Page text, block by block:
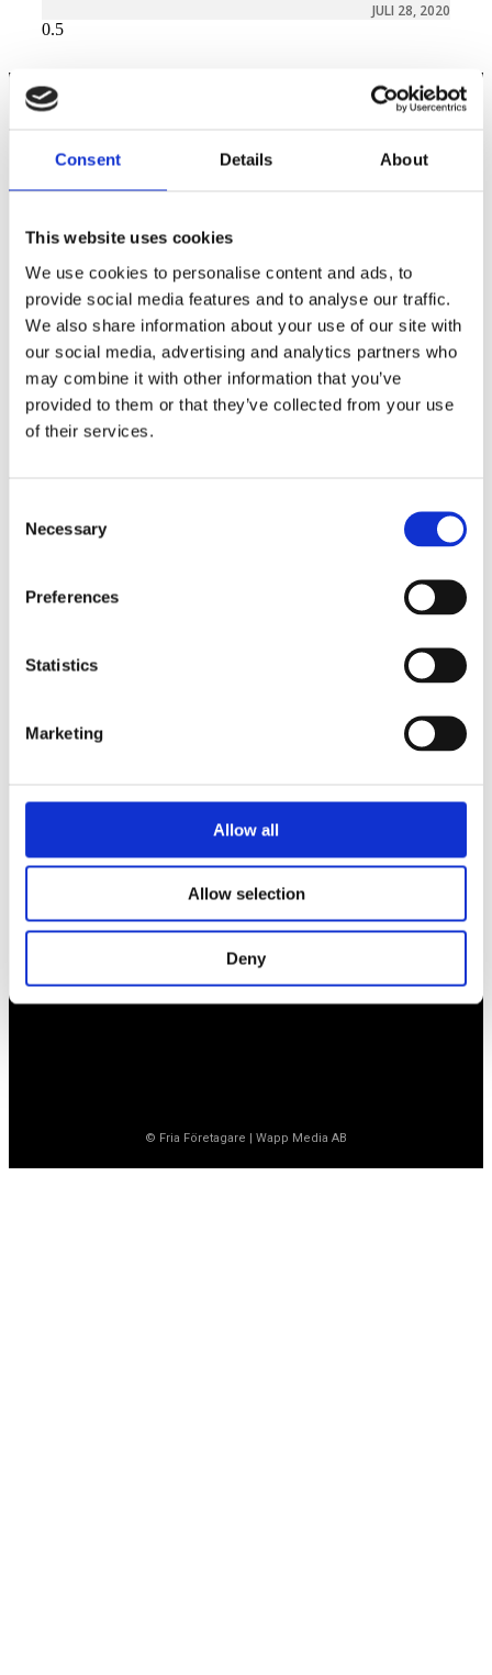
Consent Details About
This website uses cookies
We use cookies to personalise content and ads, to
provide social media features and to analyse our traffic.
We also share information about your use of our site with
our social media, advertising and analytics partners who
may combine it with other information that you’ve
provided to them or that they’ve collected from your use
of their services.
Selection
Necessary
Preferences
Statistics
Marketing
Allow all
Allow selection
Deny
JULI 28, 2020
Vaktgatan 17bv
info@ff.se
Ett medlemskap späckat med småföretagaranpassade
medlemstjänster och förmåner. Din egen
mycket mer. Vi fokuserar på soloföretagare och små
företag med företagaren i fokus. Vi är själva
Förmåner
Försäkringar
Rådgivning
Tips
Nyheter
Om oss
© Fria Företagare Wapp Media AB